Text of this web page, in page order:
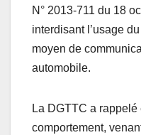
N° 2013-711 du 18
interdisant l’usage
moyen de
automobile.
La DGTTC a
comportement,